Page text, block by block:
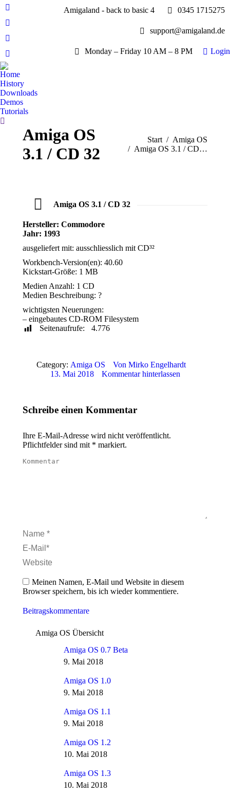
Facebook
page
opens
new
window
YouTube
page
opens
in
new
window
Whatsapp
page
opens
in
new
window
E-
Mail
page
opens
in
new
Amigaland - back to basic 4 0345 1715275
support@amigaland.de
Monday – Friday 10 AM – 8 PM Login
Home
History
Downloads
Demos
Tutorials
Search:
Amiga OS
3.1 / CD 32
Sie befinden sich hier:
Start
Amiga OS
Amiga OS 3.1 / CD…
Amiga OS 3.1 / CD 32
Hersteller: Commodore
Jahr: 1993
ausgeliefert mit: ausschliesslich mit CD³²
Workbench-Version(en): 40.60
Kickstart-Größe: 1 MB
Medien Anzahl: 1 CD
Medien Beschreibung: ?
wichtigsten Neuerungen:
– eingebautes CD-ROM Filesystem
Seitenaufrufe:
4.776
Category: Amiga OS Von Mirko Engelhardt
13. Mai 2018
Kommentar hinterlassen
Schreibe einen Kommentar
Ihre E-Mail-Adresse wird nicht veröffentlicht.
Pflichtfelder sind mit * markiert.
Kommentar
Name *
E-Mail *
Website
Meinen Namen, E-Mail und Website in diesem
Browser speichern, bis ich wieder kommentiere.
Beitragskommentare
Amiga OS Übersicht
Amiga OS 0.7 Beta
9. Mai 2018
Amiga OS 1.0
9. Mai 2018
Amiga OS 1.1
9. Mai 2018
Amiga OS 1.2
10. Mai 2018
Amiga OS 1.3
10. Mai 2018